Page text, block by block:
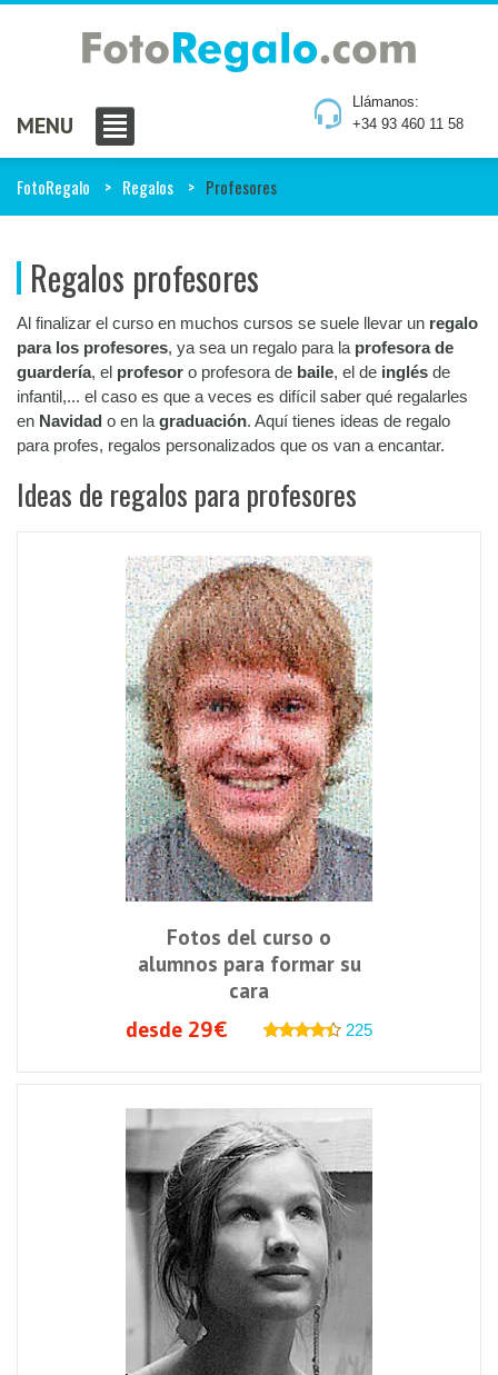
Llámanos:
+34 93 460 11 58
MENU
FotoRegalo Regalos Profesores
Regalos profesores
Al finalizar el curso en muchos cursos se suele llevar un regalo
para los profesores, ya sea un regalo para la profesora de
guardería, el profesor o profesora de baile, el de inglés de
infantil,... el caso es que a veces es difícil saber qué regalarles
en Navidad o en la graduación. Aquí tienes ideas de regalo
para profes, regalos personalizados que os van a encantar.
Ideas de regalos para profesores
Fotos del curso o
alumnos para formar su
cara
desde 29€
225